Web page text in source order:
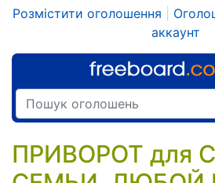
Розмістити оголошення
аккаунт
ПРИВОРОТ для